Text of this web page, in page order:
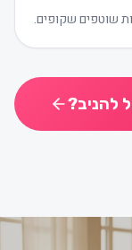
שוטפים שקופים.
להניב?